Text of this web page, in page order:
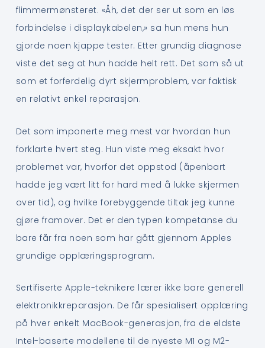
flimmermønsteret. «Åh, det der ser ut som en løs
forbindelse i displaykabelen,» sa hun mens hun
gjorde noen kjappe tester. Etter grundig diagnose
viste det seg at hun hadde helt rett. Det som så ut
som et forferdelig dyrt skjermproblem, var faktisk
en relativt enkel reparasjon.
Det som imponerte meg mest var hvordan hun
forklarte hvert steg. Hun viste meg eksakt hvor
problemet var, hvorfor det oppstod (åpenbart
hadde jeg vært litt for hard med å lukke skjermen
over tid), og hvilke forebyggende tiltak jeg kunne
gjøre framover. Det er den typen kompetanse du
bare får fra noen som har gått gjennom Apples
grundige opplæringsprogram.
Sertifiserte Apple-teknikere lærer ikke bare generell
elektronikkreparasjon. De får spesialisert opplæring
på hver enkelt MacBook-generasjon, fra de eldste
Intel-baserte modellene til de nyeste M1 og M2-